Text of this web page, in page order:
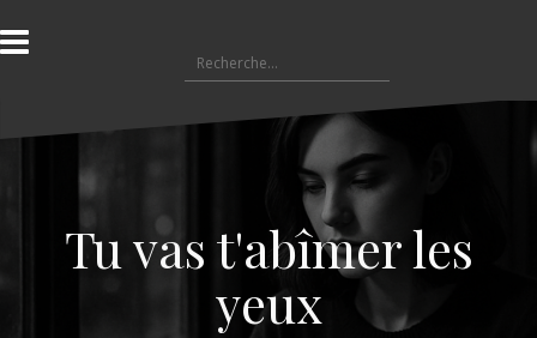
l
a
e
e
Tu vas t'abîmer les
yeux